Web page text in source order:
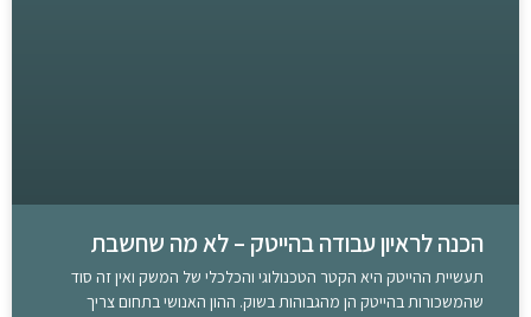
הכנה לראיון עבודה בהייטק – לא מה שחשבת
תעשיית ההייטק היא הקטר הטכנולוגי והכלכלי של המשק ואין זה סוד
שהמשכורות בהייטק הן מהגבוהות בשוק. ההון האנושי בתחום צריך